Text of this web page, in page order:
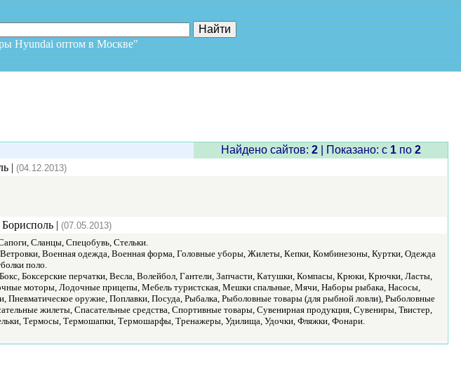
Hyundai оптом в Москве"
Найдено сайтов: 2| Показано: c 1по 2
| (04.12.2013)
Борисполь | (07.05.2013)
Сланцы, Спецобувь, Стельки.
Военная одежда, Военная форма, Головные уборы, Жилеты, Кепки, Комбинезоны, Куртки, Одежда
поло.
Боксерские перчатки, Весла, Волейбол, Гантели, Запчасти, Катушки, Компасы, Крюки, Крючки, Ласты,
моторы, Лодочные прицепы, Мебель туристская, Мешки спальные, Мячи, Наборы рыбака, Насосы,
оружие, Поплавки, Посуда, Рыбалка, Рыболовные товары (для рыбной ловли), Рыболовные
жилеты, Спасательные средства, Спортивные товары, Сувенирная продукция, Сувениры, Твистер,
Термосы, Термошапки, Термошарфы, Тренажеры, Удилища, Удочки, Фляжки, Фонари.